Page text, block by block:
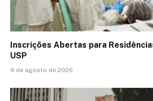
Inscrições Abertas para
USP
9 de agosto de 2026